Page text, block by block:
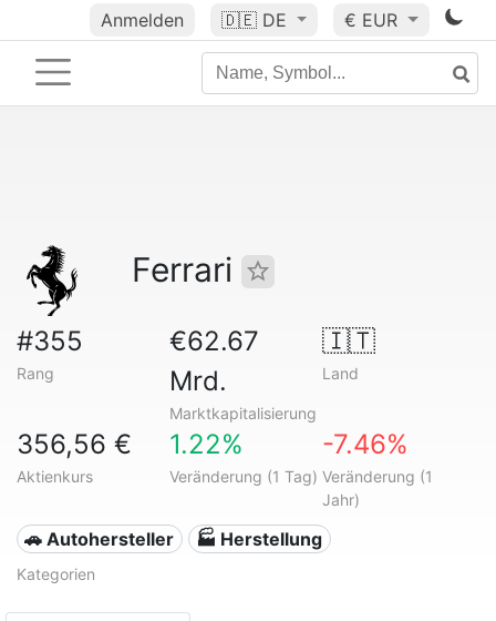
Anmelden 🇩🇪 DE € EUR
Ferrari
#355
Rang
€62.67
Mrd.
Marktkapitalisierung
🇮🇹
Land
356,56 €
Aktienkurs
1.22%
Veränderung (1 Tag)
-7.46%
Veränderung (1
Jahr)
🚗 Autohersteller 🏭 Herstellung
Kategorien